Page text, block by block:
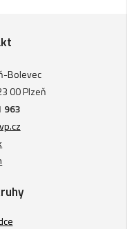
Bolevec
00 Plzeň
963